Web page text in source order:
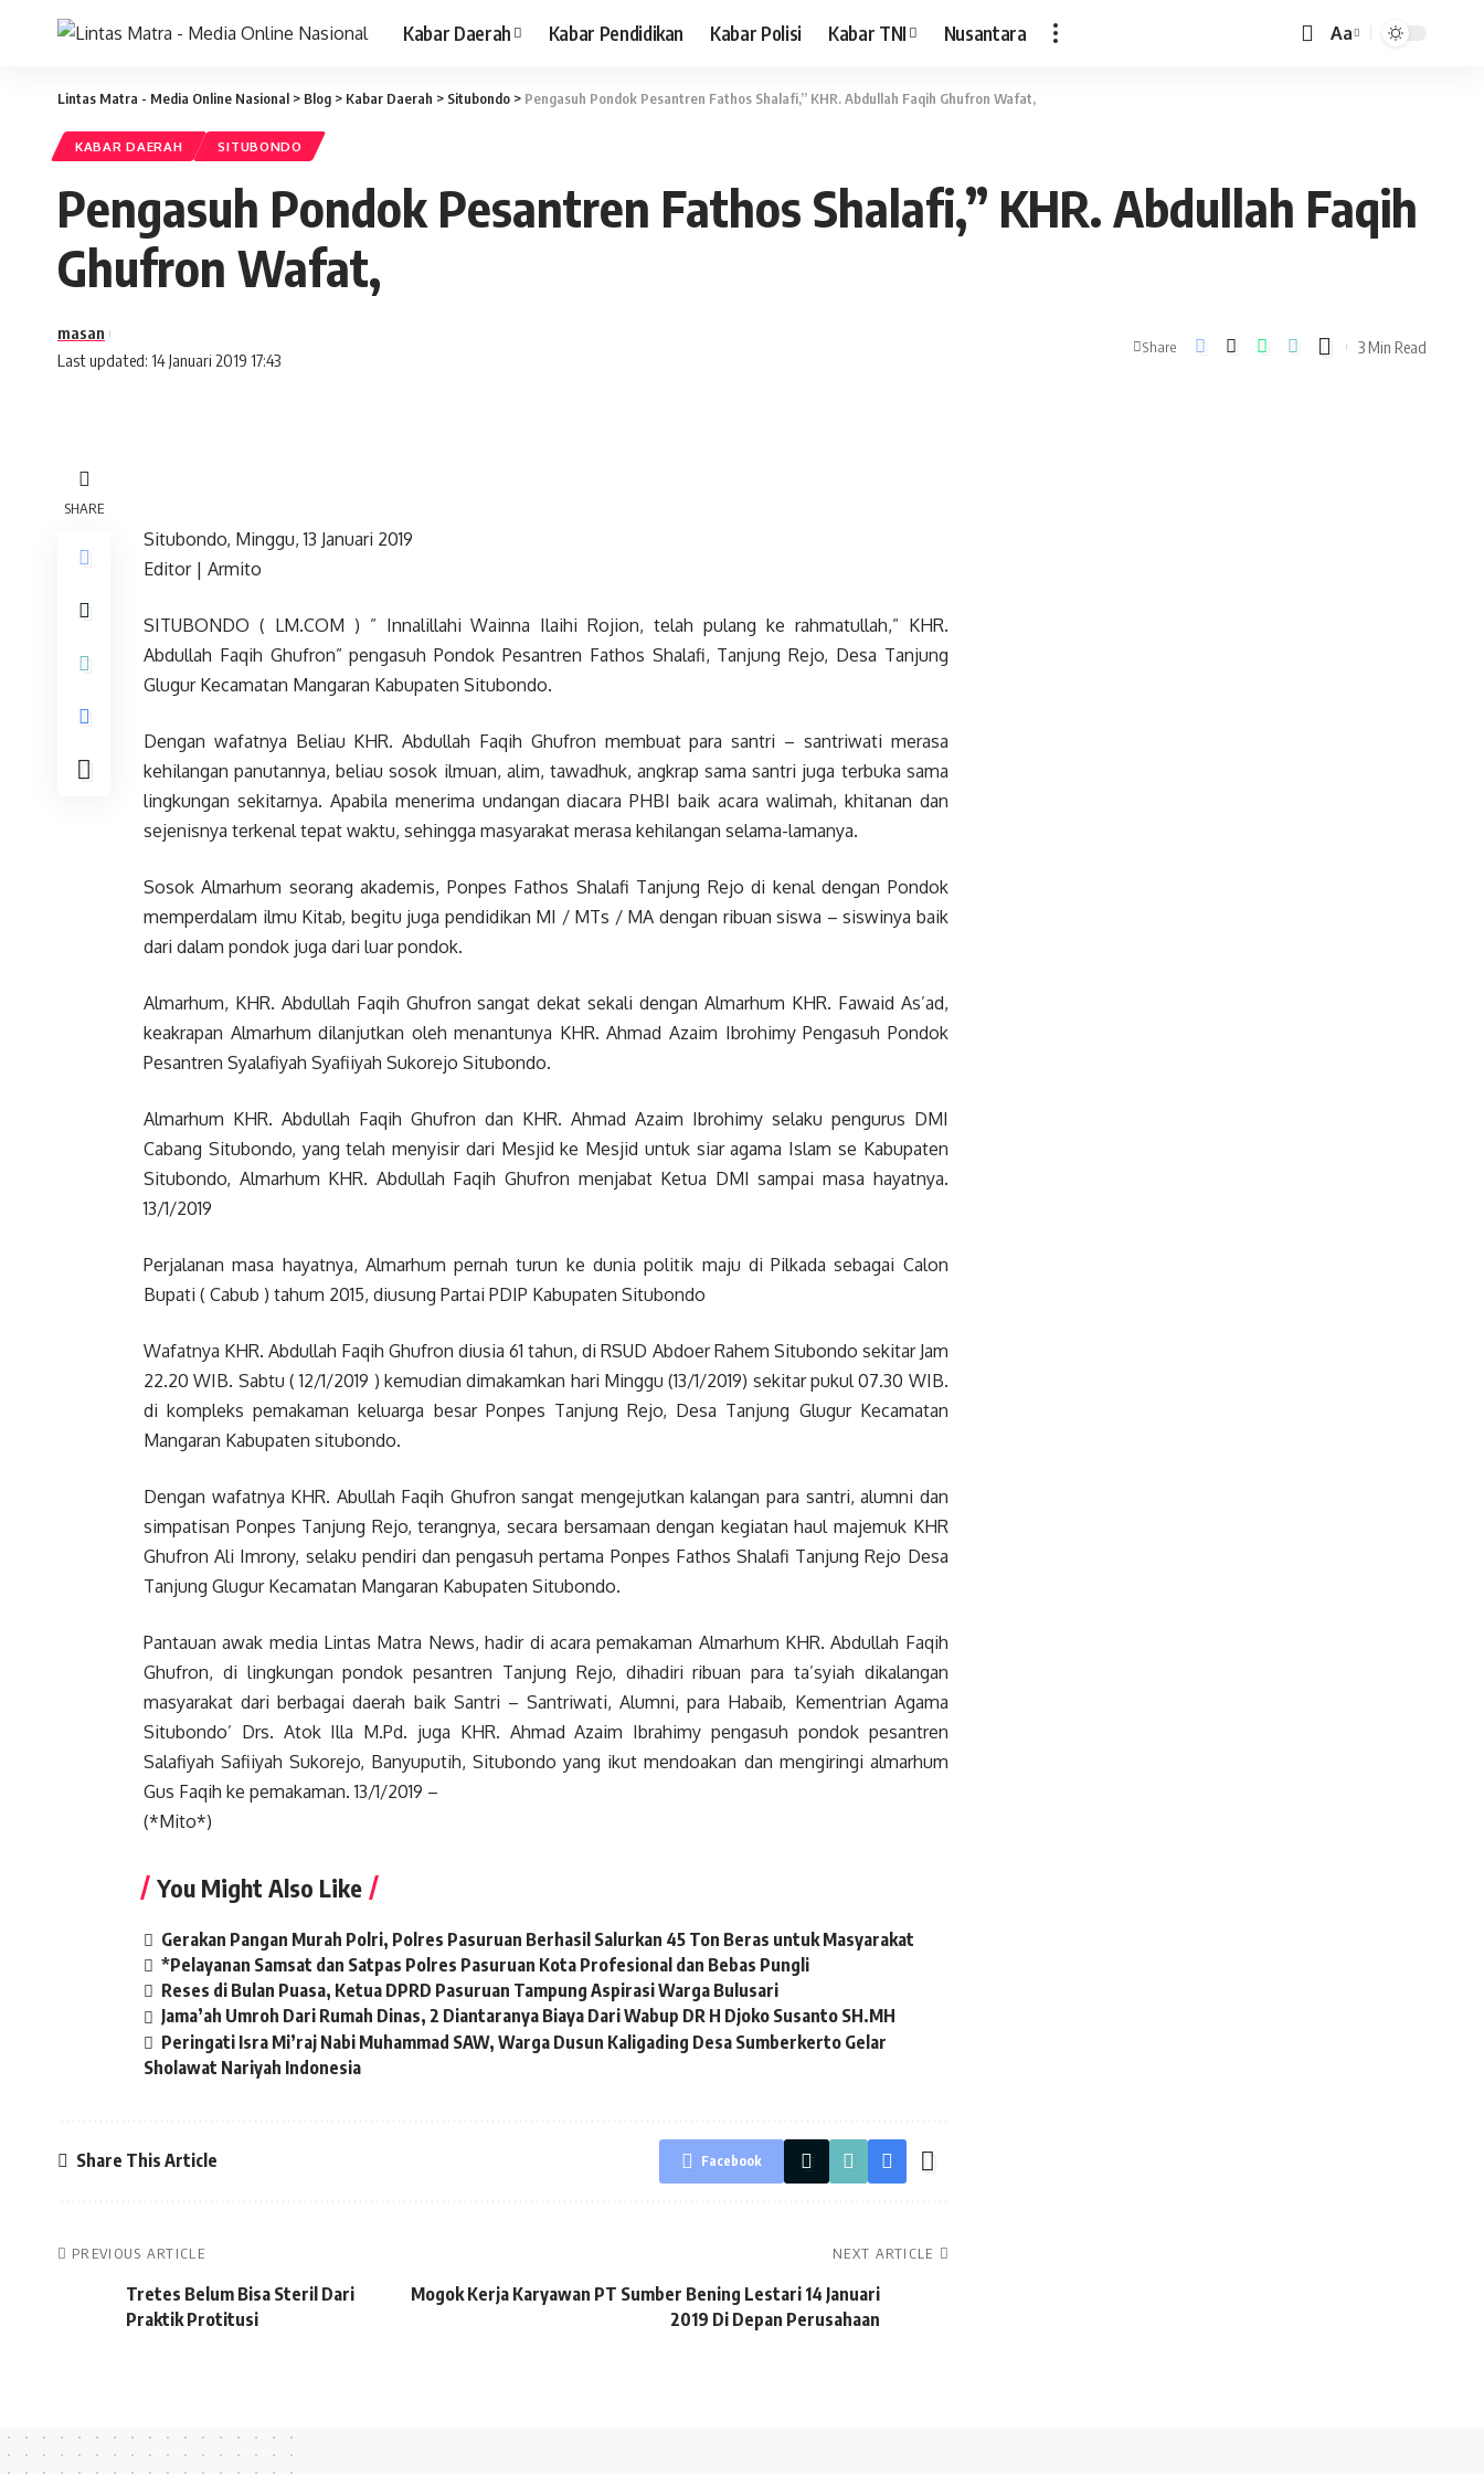
Kabar Daerah Kabar Pendidikan Kabar Polisi Kabar TNI Nusantara
Font
Aa
Lintas Matra - Media Online Nasional > Blog > Kabar Daerah > Situbondo > Pengasuh Pondok Pesantren Fathos Shalafi,” KHR. Abdullah Faqih Ghufron Wafat,
KABAR DAERAH SITUBONDO
Pengasuh Pondok Pesantren Fathos Shalafi,” KHR. Abdullah Faqih
Ghufron Wafat,
Last updated: 14 Januari 2019 17:43
masan
Share 3 Min Read
SHARE
Situbondo, Minggu, 13 Januari 2019
Editor | Armito
SITUBONDO ( LM.COM ) ” Innalillahi Wainna Ilaihi Rojion, telah pulang ke rahmatullah,” KHR.
Abdullah Faqih Ghufron” pengasuh Pondok Pesantren Fathos Shalafi, Tanjung Rejo, Desa Tanjung
Glugur Kecamatan Mangaran Kabupaten Situbondo.
Dengan wafatnya Beliau KHR. Abdullah Faqih Ghufron membuat para santri – santriwati merasa
kehilangan panutannya, beliau sosok ilmuan, alim, tawadhuk, angkrap sama santri juga terbuka sama
lingkungan sekitarnya. Apabila menerima undangan diacara PHBI baik acara walimah, khitanan dan
sejenisnya terkenal tepat waktu, sehingga masyarakat merasa kehilangan selama-lamanya.
Sosok Almarhum seorang akademis, Ponpes Fathos Shalafi Tanjung Rejo di kenal dengan Pondok
memperdalam ilmu Kitab, begitu juga pendidikan MI / MTs / MA dengan ribuan siswa – siswinya baik
dari dalam pondok juga dari luar pondok.
Almarhum, KHR. Abdullah Faqih Ghufron sangat dekat sekali dengan Almarhum KHR. Fawaid As’ad,
keakrapan Almarhum dilanjutkan oleh menantunya KHR. Ahmad Azaim Ibrohimy Pengasuh Pondok
Pesantren Syalafiyah Syafiiyah Sukorejo Situbondo.
Almarhum KHR. Abdullah Faqih Ghufron dan KHR. Ahmad Azaim Ibrohimy selaku pengurus DMI
Cabang Situbondo, yang telah menyisir dari Mesjid ke Mesjid untuk siar agama Islam se Kabupaten
Situbondo, Almarhum KHR. Abdullah Faqih Ghufron menjabat Ketua DMI sampai masa hayatnya.
13/1/2019
Perjalanan masa hayatnya, Almarhum pernah turun ke dunia politik maju di Pilkada sebagai Calon
Bupati ( Cabub ) tahum 2015, diusung Partai PDIP Kabupaten Situbondo
Wafatnya KHR. Abdullah Faqih Ghufron diusia 61 tahun, di RSUD Abdoer Rahem Situbondo sekitar Jam
22.20 WIB. Sabtu ( 12/1/2019 ) kemudian dimakamkan hari Minggu (13/1/2019) sekitar pukul 07.30 WIB.
di kompleks pemakaman keluarga besar Ponpes Tanjung Rejo, Desa Tanjung Glugur Kecamatan
Mangaran Kabupaten situbondo.
Dengan wafatnya KHR. Abullah Faqih Ghufron sangat mengejutkan kalangan para santri, alumni dan
simpatisan Ponpes Tanjung Rejo, terangnya, secara bersamaan dengan kegiatan haul majemuk KHR
Ghufron Ali Imrony, selaku pendiri dan pengasuh pertama Ponpes Fathos Shalafi Tanjung Rejo Desa
Tanjung Glugur Kecamatan Mangaran Kabupaten Situbondo.
Pantauan awak media Lintas Matra News, hadir di acara pemakaman Almarhum KHR. Abdullah Faqih
Ghufron, di lingkungan pondok pesantren Tanjung Rejo, dihadiri ribuan para ta’syiah dikalangan
masyarakat dari berbagai daerah baik Santri – Santriwati, Alumni, para Habaib, Kementrian Agama
Situbondo’ Drs. Atok Illa M.Pd. juga KHR. Ahmad Azaim Ibrahimy pengasuh pondok pesantren
Salafiyah Safiiyah Sukorejo, Banyuputih, Situbondo yang ikut mendoakan dan mengiringi almarhum
Gus Faqih ke pemakaman. 13/1/2019 –
(*Mito*)
You Might Also Like
Gerakan Pangan Murah Polri, Polres Pasuruan Berhasil Salurkan 45 Ton Beras untuk Masyarakat
*Pelayanan Samsat dan Satpas Polres Pasuruan Kota Profesional dan Bebas Pungli
Reses di Bulan Puasa, Ketua DPRD Pasuruan Tampung Aspirasi Warga Bulusari
Jama’ah Umroh Dari Rumah Dinas, 2 Diantaranya Biaya Dari Wabup DR H Djoko Susanto SH.MH
Peringati Isra Mi’raj Nabi Muhammad SAW, Warga Dusun Kaligading Desa Sumberkerto Gelar
Sholawat Nariyah Indonesia
Share This Article Facebook
PREVIOUS ARTICLE
Tretes Belum Bisa Steril Dari
Praktik Protitusi
NEXT ARTICLE
Mogok Kerja Karyawan PT Sumber Bening Lestari 14 Januari
2019 Di Depan Perusahaan